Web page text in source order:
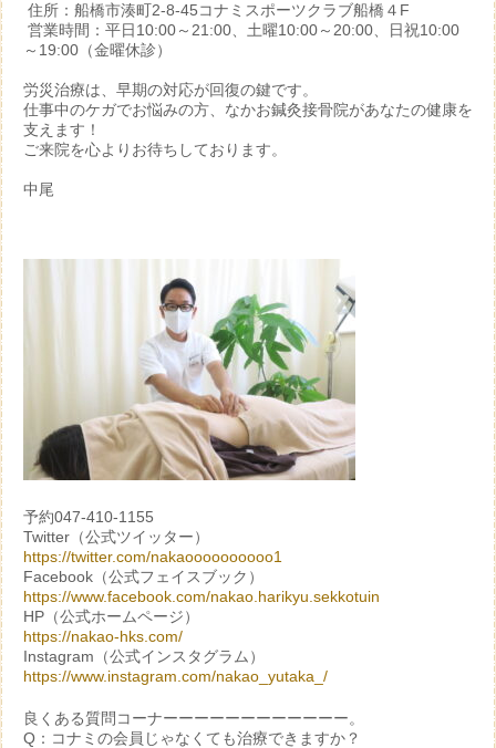
住所：船橋市湊町2-8-45コナミスポーツクラブ船橋４F
営業時間：平日10:00～21:00、土曜10:00～20:00、日祝10:00
～19:00（金曜休診）
労災治療は、早期の対応が回復の鍵です。
仕事中のケガでお悩みの方、なかお鍼灸接骨院があなたの健康を
支えます！
ご来院を心よりお待ちしております。
中尾
予約047-410-1155
Twitter（公式ツイッター）
https://twitter.com/nakaoooooooooo1
Facebook（公式フェイスブック）
https://www.facebook.com/nakao.harikyu.sekkotuin
HP（公式ホームページ）
https://nakao-hks.com/
Instagram（公式インスタグラム）
https://www.instagram.com/nakao_yutaka_/
良くある質問コーナーーーーーーーーーーーー。
Q：コナミの会員じゃなくても治療できますか？